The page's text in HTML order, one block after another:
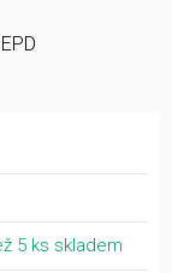
5 ks skladem